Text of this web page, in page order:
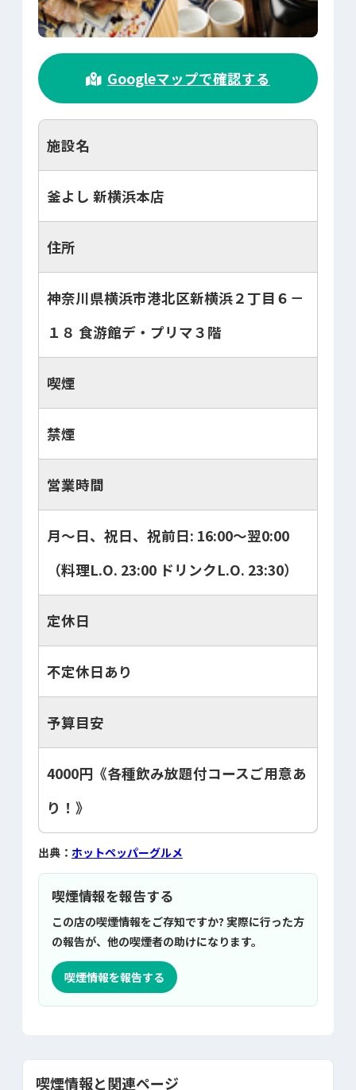
Googleマップで確認する
施設名
釜よし 新横浜本店
住所
神奈川県横浜市港北区新横浜２丁目６－
１８ 食游館デ・プリマ３階
喫煙
禁煙
営業時間
月～日、祝日、祝前日: 16:00～翌0:00
（料理L.O. 23:00 ドリンクL.O. 23:30）
定休日
不定休日あり
予算目安
4000円《各種飲み放題付コースご用意あ
り！》
出典： ホットペッパーグルメ
喫煙情報を報告する
この店の喫煙情報をご存知ですか? 実際に行った方
の報告が、他の喫煙者の助けになります。
喫煙情報を報告する
喫煙情報と関連ページ